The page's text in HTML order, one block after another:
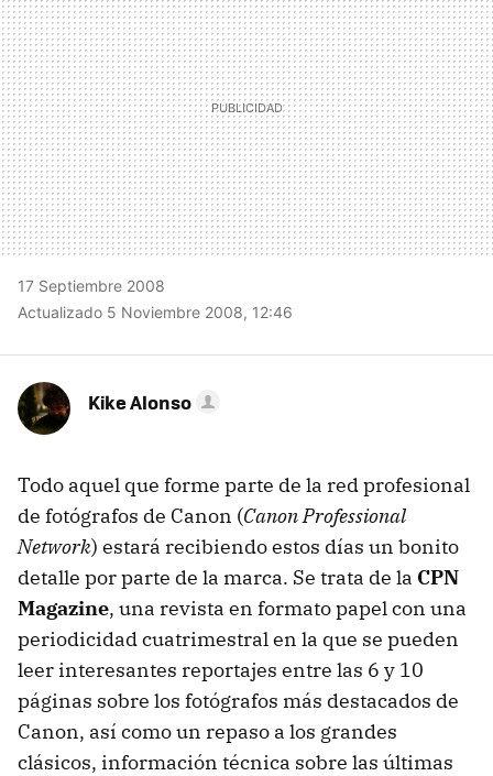
17 Septiembre 2008
Actualizado 5 Noviembre 2008, 12:46
Kike Alonso
Todo aquel que forme parte de la red profesional
de fotógrafos de Canon (Canon Professional
Network) estará recibiendo estos días un bonito
detalle por parte de la marca. Se trata de la CPN
Magazine, una revista en formato papel con una
periodicidad cuatrimestral en la que se pueden
leer interesantes reportajes entre las 6 y 10
páginas sobre los fotógrafos más destacados de
Canon, así como un repaso a los grandes
clásicos, información técnica sobre las últimas